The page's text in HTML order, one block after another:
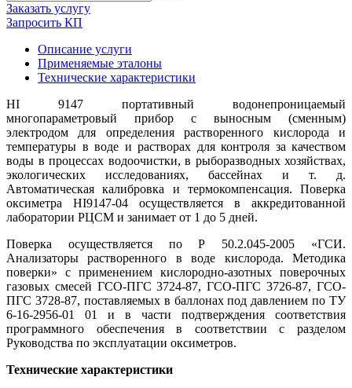
Заказать услугу
Запросить КП
Описание услуги
Применяемые эталоны
Технические характеристики
HI 9147 портативный водонепроницаемый
многопараметровый прибор с выносным (сменным)
электродом для определения растворенного кислорода и
температуры в воде и растворах для контроля за качеством
воды в процессах водоочистки, в рыборазводных хозяйствах,
экологических исследованиях, бассейнах и т. д.
Автоматическая калибровка и термокомпенсация. Поверка
оксиметра HI9147-04 осуществляется в аккредитованной
лаборатории РЦСМ и занимает от 1 до 5 дней.
Поверка осуществляется по Р 50.2.045-2005 «ГСИ.
Анализаторы растворенного в воде кислорода. Методика
поверки» с применением кислородно-азотных поверочных
газовых смесей ГСО-ПГС 3724-87, ГСО-ПГС 3726-87, ГСО-
ПГС 3728-87, поставляемых в баллонах под давлением по ТУ
6-16-2956-01 01 и в части подтверждения соответствия
программного обеспечения в соответствии с разделом
Руководства по эксплуатации оксиметров.
Технические характеристики